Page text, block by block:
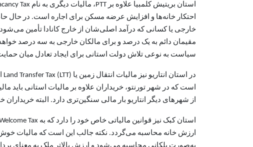
احتکار خانه‌ها و افزایش عرضه مسکن برای اجاره است. در حال
مقیمان دائم به یک درصد و برای مالکان خارجی به سه درصد خواهد
سیاست به نوعی تلاش دولت استانی برای ایجاد تعادل میان
است که در شهر تورنتو، خریداران علاوه بر مالیات استانی باید
از شهرهای دیگر انتاریو بار مالی سنگین‌تری دارد. البته
ارزش خانه محاسبه می‌گردد. نکته جالب این است که مالیات